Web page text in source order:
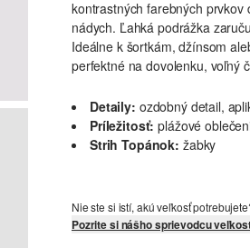
kontrastných farebných prvkov
nádych. Ľahká podrážka
Ideálne k šortkám, džínsom
perfektné na dovolenku, voľný
Detaily: ozdobný detail,
Príležitosť: plážové
Strih Topánok: žabky
Nie ste si istí, akú veľkosť
Pozrite si nášho sprievodcu